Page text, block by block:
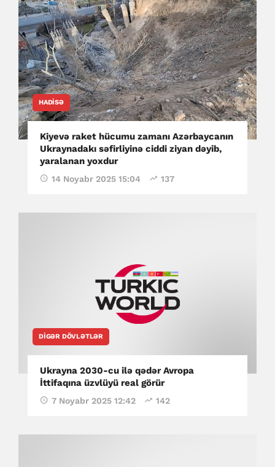
HADISƏ
Kiyevə raket hücumu zamanı Azərbaycanın
Ukraynadakı səfirliyinə ciddi ziyan dəyib,
yaralanan yoxdur
14 Noyabr 2025 15:04 137
DIGƏR DÖVLƏTLƏR
Ukrayna 2030-cu ilə qədər Avropa
İttifaqına üzvlüyü real görür
7 Noyabr 2025 12:42 142